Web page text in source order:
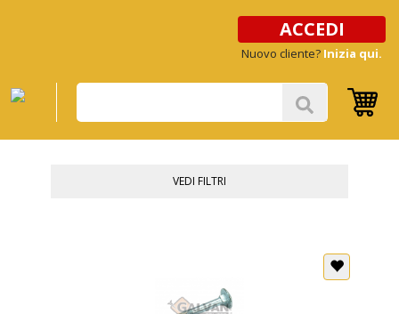
ACCEDI
Nuovo cliente? Inizia qui.
VEDI FILTRI